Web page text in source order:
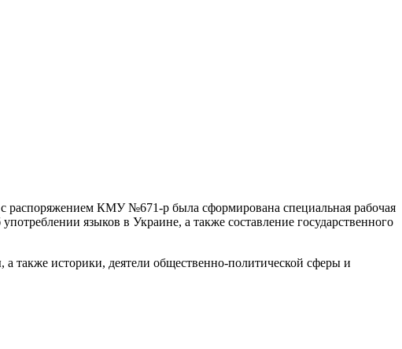
распоряжением КМУ №671-р была сформирована специальная рабочая
языков в Украине, а также составление государственного
также историки, деятели общественно-политической сферы и